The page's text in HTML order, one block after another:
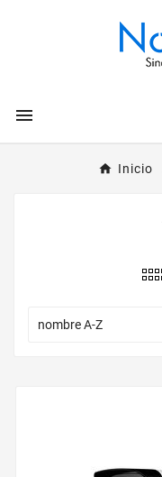

Inicio
nombre A-Z